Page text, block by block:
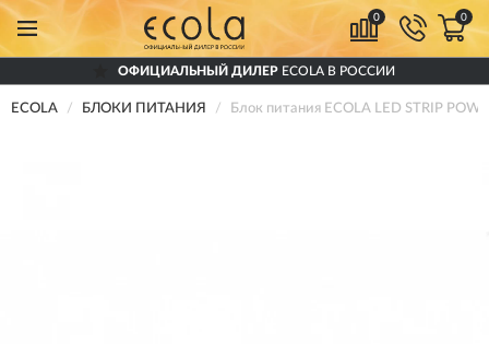
0 0
ОФИЦИАЛЬНЫЙ ДИЛЕРECOLA В РОССИИ
ECOLA БЛОКИ ПИТАНИЯ Блок питания ECOLA LED STRIP